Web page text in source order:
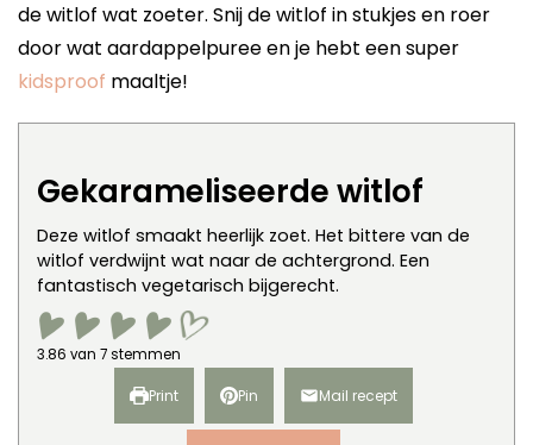
de witlof wat zoeter. Snij de witlof in stukjes en roer
door wat aardappelpuree en je hebt een super
kidsproof maaltje!
Gekarameliseerde witlof
Deze witlof smaakt heerlijk zoet. Het bittere van de
witlof verdwijnt wat naar de achtergrond. Een
fantastisch vegetarisch bijgerecht.
3.86 van 7stemmen
Print Pin Mail recept